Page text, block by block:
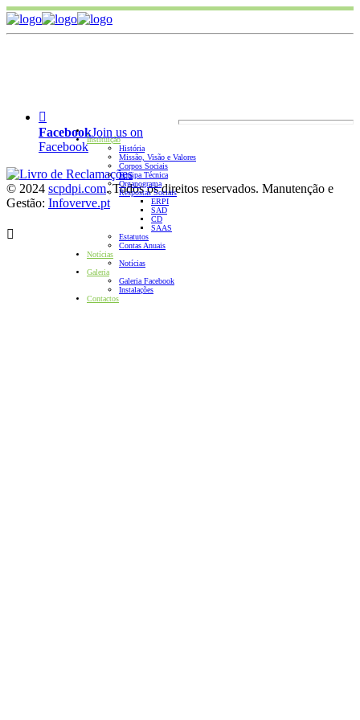
.
Instituição
História
Missão, Visão e Valores
Corpos Sociais
Equipa Técnica
Organograma
Respostas Sociais
ERPI
SAD
CD
SAAS
Estatutos
Contas Anuais
Notícias
Notícias
Galeria
Galeria Facebook
Instalações
Contactos
FacebookJoin us on
Facebook
© 2024 scpdpi.com. Todos os direitos reservados. Manutenção e
Gestão: Infoverve.pt